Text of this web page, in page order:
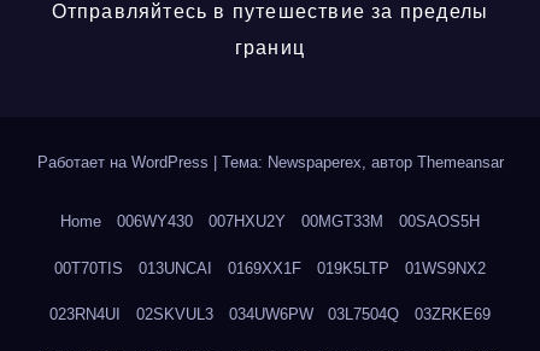
Отправляйтесь в путешествие за пределы
границ
Работает на WordPress Тема: Newspaperex, автор Themeansar
Home 006WY430 007HXU2Y 00MGT33M 00SAOS5H
00T70TIS 013UNCAI 0169XX1F 019K5LTP 01WS9NX2
023RN4UI 02SKVUL3 034UW6PW 03L7504Q 03ZRKE69